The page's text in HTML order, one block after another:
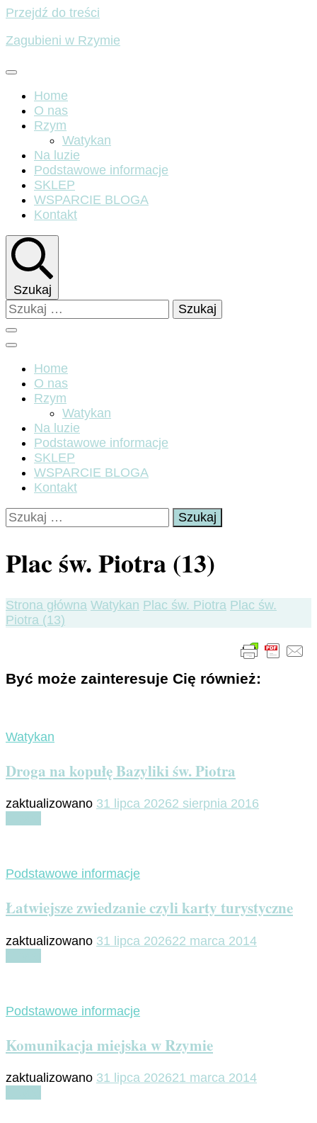
Przejdź do treści
Zagubieni w Rzymie
Home
O nas
Rzym
Watykan
Na luzie
Podstawowe informacje
SKLEP
WSPARCIE BLOGA
Kontakt
Szukaj
Szukaj:
Home
O nas
Rzym
Watykan
Na luzie
Podstawowe informacje
SKLEP
WSPARCIE BLOGA
Kontakt
Szukaj:
Plac św. Piotra (13)
Strona główna Watykan Plac św. Piotra Plac św.
Piotra (13)
Być może zainteresuje Cię również:
Watykan
Droga na kopułę Bazyliki św. Piotra
zaktualizowano 31 lipca 20262 sierpnia 2016
Podstawowe informacje
Łatwiejsze zwiedzanie czyli karty turystyczne
zaktualizowano 31 lipca 202622 marca 2014
Podstawowe informacje
Komunikacja miejska w Rzymie
zaktualizowano 31 lipca 202621 marca 2014